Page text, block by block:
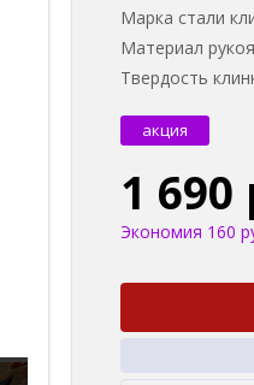
Марка стали
Материал
Твердость
акция
1 690
Экономия 160